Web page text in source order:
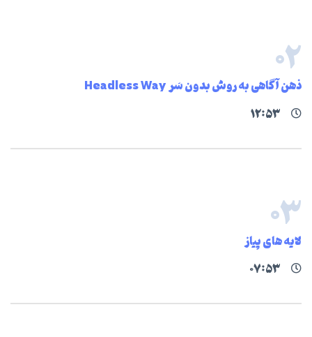
۰۲
ذهن آگاهی به روش بدون سَر Headless Way
۱۲:۵۳
۰۳
لایه های پیاز
۰۷:۵۳